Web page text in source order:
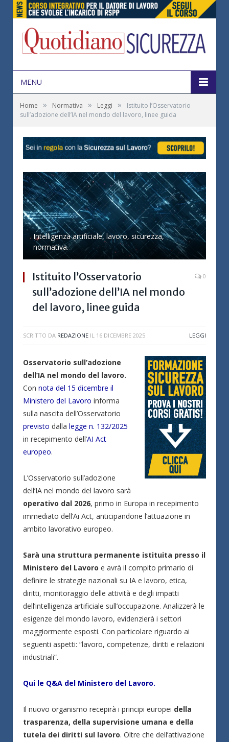
MENU
Home » Normativa » Leggi »
Istituito l’Osservatorio
sull’adozione dell’IA nel mondo del lavoro, linee guida
Intelligenza artificiale, lavoro, sicurezza,
normativa.
Istituito l’Osservatorio
sull’adozione dell’IA nel mondo
del lavoro, linee guida
0
SCRITTO DA REDAZIONE IL 16 DICEMBRE 2025 LEGGI
Osservatorio sull’adozione
dell’IA nel mondo del lavoro.
Con nota del 15 dicembre il
Ministero del Lavoro informa
sulla nascita dell’Osservatorio
previsto dalla legge n. 132/2025
in recepimento dell’AI Act
europeo.
L’Osservatorio sull’adozione
dell’IA nel mondo del lavoro sarà
operativo dal 2026, primo in Europa in recepimento
immediato dell’Ai Act, anticipandone l’attuazione in
ambito lavorativo europeo.
Sarà una struttura permanente istituita presso il
Ministero del Lavoro e avrà il compito primario di
definire le strategie nazionali su IA e lavoro, etica,
diritti, monitoraggio delle attività e degli impatti
dell’intelligenza artificiale sull’occupazione. Analizzerà le
esigenze del mondo lavoro, evidenzierà i settori
maggiormente esposti. Con particolare riguardo ai
seguenti aspetti: “lavoro, competenze, diritti e relazioni
industriali”.
Qui le Q&A del Ministero del Lavoro.
Il nuovo organismo recepirà i principi europei della
trasparenza, della supervisione umana e della
tutela dei diritti sul lavoro. Oltre che dell’attivazione